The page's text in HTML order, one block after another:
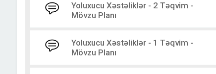
Yoluxucu Xəstəliklər - 2 Təqvim -
Mövzu Planı
Yoluxucu Xəstəliklər - 1 Təqvim -
Mövzu Planı